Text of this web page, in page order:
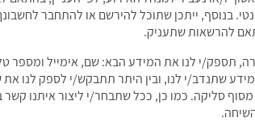
להרשאות שתעניק.
תספק/י לנו את המידע הבא: שם, אימייל ומספר
שתנדב/י לנו, ובין היתר תתבקש/י לספק לנו
סליקה. כמו כן, ככל שתבחר/י ליצור איתנו קשר